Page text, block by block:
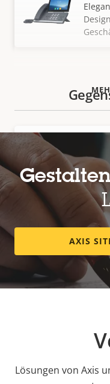
Gestalten
AXIS
Lösungen von Axis